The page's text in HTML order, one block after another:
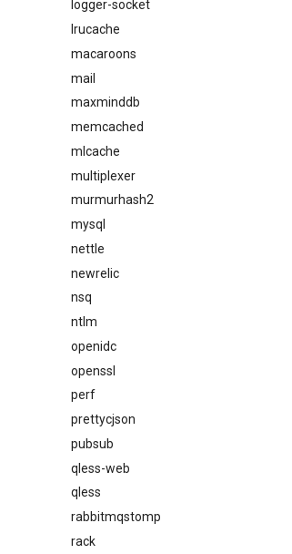
logger-socket
lrucache
macaroons
mail
maxminddb
memcached
mlcache
multiplexer
murmurhash2
mysql
nettle
newrelic
nsq
ntlm
openidc
openssl
perf
prettycjson
pubsub
qless-web
qless
rabbitmqstomp
rack